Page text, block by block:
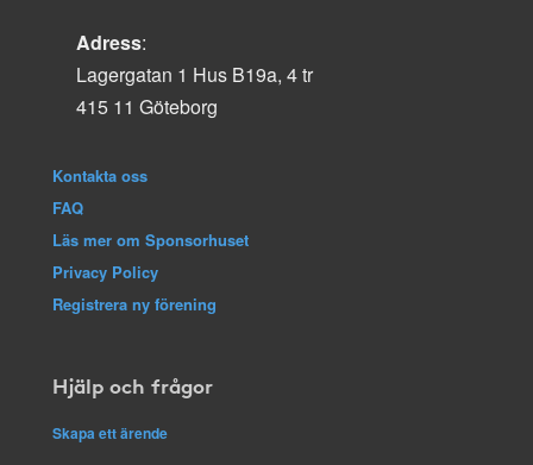
Adress:
Lagergatan 1 Hus B19a, 4 tr
415 11 Göteborg
Kontakta oss
FAQ
Läs mer om Sponsorhuset
Privacy Policy
Registrera ny förening
Hjälp och frågor
Skapa ett ärende